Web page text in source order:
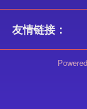
友情链接：